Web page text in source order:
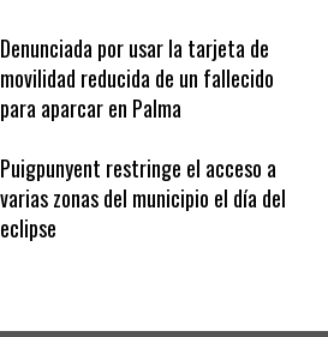
Denunciada por usar la tarjeta de
movilidad reducida de un fallecido
para aparcar en Palma
Puigpunyent restringe el acceso a
varias zonas del municipio el día del